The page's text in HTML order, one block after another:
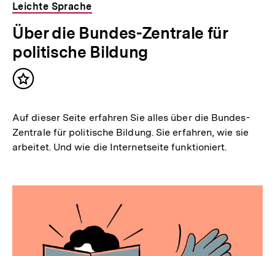
Leichte Sprache
Über die Bundes-Zentrale für
politische Bildung
Inhalt
Auf dieser Seite erfahren Sie alles über die Bundes-
Zentrale für politische Bildung. Sie erfahren, wie sie
arbeitet. Und wie die Internetseite funktioniert.